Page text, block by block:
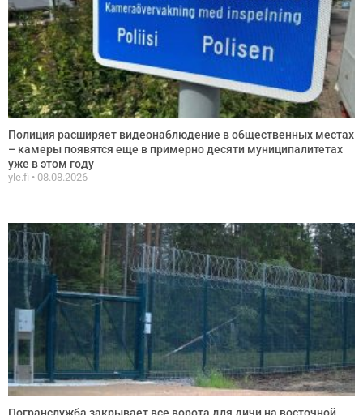
Полиция расширяет видеонаблюдение в общественных местах
– камеры появятся еще в примерно десяти муниципалитетах
уже в этом году
yle.fi 08.08.2026
Погранслужба закрывает все ворота для дичи на восточной